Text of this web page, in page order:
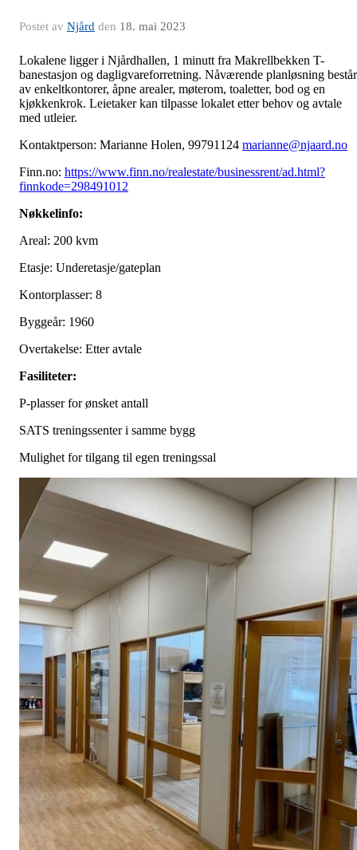
Postet av Njård den 18. mai 2023
Lokalene ligger i Njårdhallen, 1 minutt fra Makrellbekken T-
banestasjon og dagligvareforretning. Nåværende planløsning består
av enkeltkontorer, åpne arealer, møterom, toaletter, bod og en
kjøkkenkrok. Leietaker kan tilpasse lokalet etter behov og avtale
med utleier.
Kontaktperson: Marianne Holen, 99791124 marianne@njaard.no
Finn.no: https://www.finn.no/realestate/businessrent/ad.html?
finnkode=298491012
Nøkkelinfo:
Areal: 200 kvm
Etasje: Underetasje/gateplan
Kontorplasser: 8
Byggeår: 1960
Overtakelse: Etter avtale
Fasiliteter:
P-plasser for ønsket antall
SATS treningssenter i samme bygg
Mulighet for tilgang til egen treningssal